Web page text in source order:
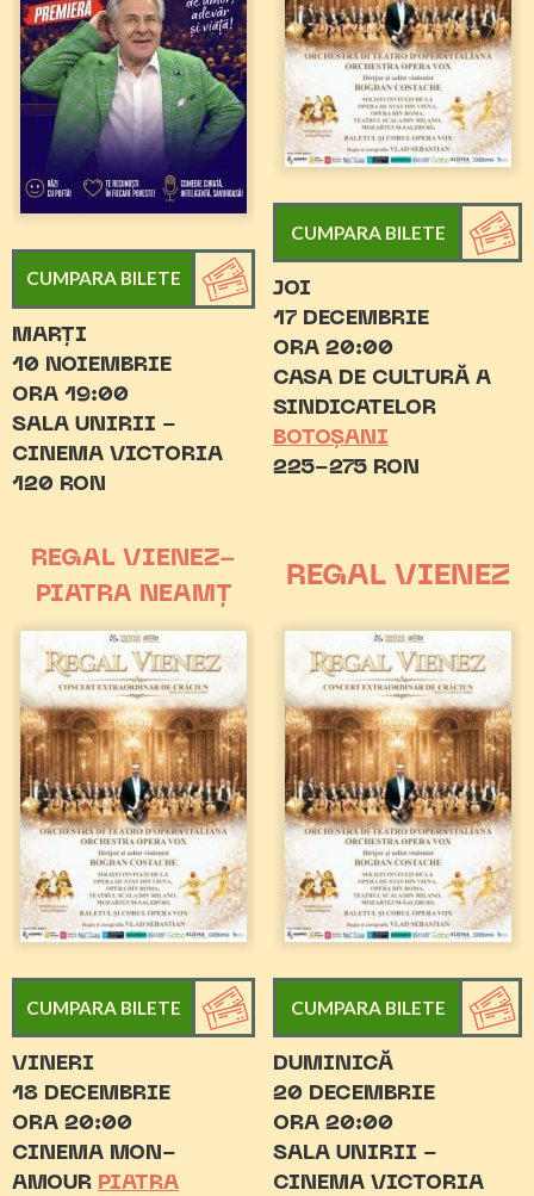
CUMPARA BILETE
MARȚI
10 NOIEMBRIE
ORA 19:00
SALA UNIRII -
CINEMA VICTORIA
120 RON
CUMPARA BILETE
JOI
17 DECEMBRIE
ORA 20:00
CASA DE CULTURĂ A
SINDICATELOR
BOTOȘANI
225-275 RON
REGAL VIENEZ-
PIATRA NEAMȚ
CUMPARA BILETE
VINERI
18 DECEMBRIE
ORA 20:00
CINEMA MON-
AMOUR PIATRA
REGAL VIENEZ
CUMPARA BILETE
DUMINICĂ
20 DECEMBRIE
ORA 20:00
SALA UNIRII -
CINEMA VICTORIA